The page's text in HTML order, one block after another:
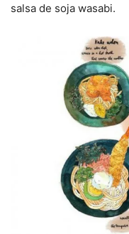
salsa de soja wasabi.